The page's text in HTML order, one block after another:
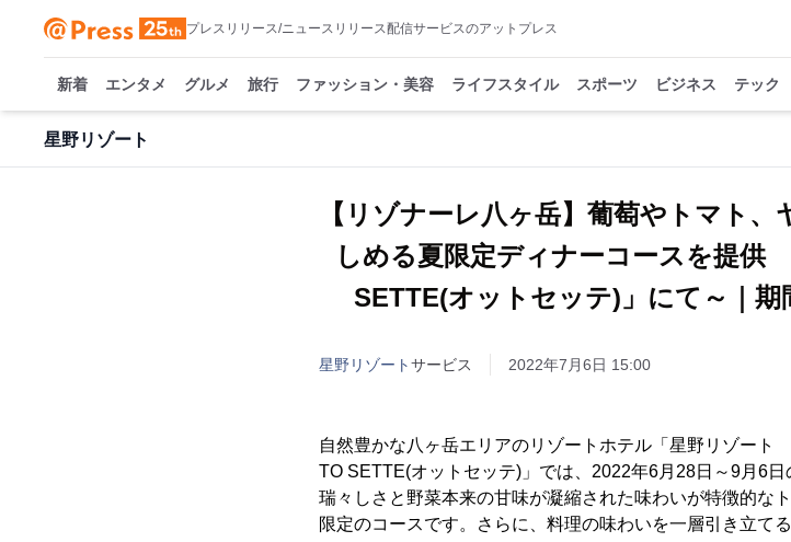
プレスリリース/ニュースリリース配信サービスのアットプレス
新着 エンタメ グルメ 旅行 ファッション・美容 ライフスタイル スポーツ ビジネス テック
星野リゾート
【リゾナーレ八ヶ岳】葡萄やトマト
しめる夏限定ディナーコースを提
SETTE(オットセッテ)」にて～｜期
星野リゾートサービス 2022年7月6日 15:00
自然豊かな八ヶ岳エリアのリゾートホテル「星野リゾー
TO SETTE(オットセッテ)」では、2022年6月28日～9月6
瑞々しさと野菜本来の甘味が凝縮された味わいが特徴的な
限定のコースです。さらに、料理の味わいを一層引き立て